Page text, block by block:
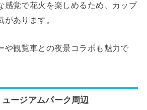
感覚で花火を楽しめるため、カップ
があります。
や観覧車との夜景コラボも魅力で
ージアムパーク周辺